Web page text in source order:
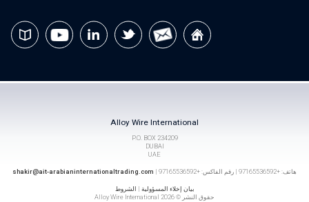
Alloy Wire International
P.O. BOX 234209
DUBAI
UAE
هاتف: +97165536592 | رقم الفاكس: +97165536592 | shakir@ait-arabianinternationaltrading.com
بيان إخلاء المسؤولية | الشروط
حقوق النشر © 2026 Alloy Wire International